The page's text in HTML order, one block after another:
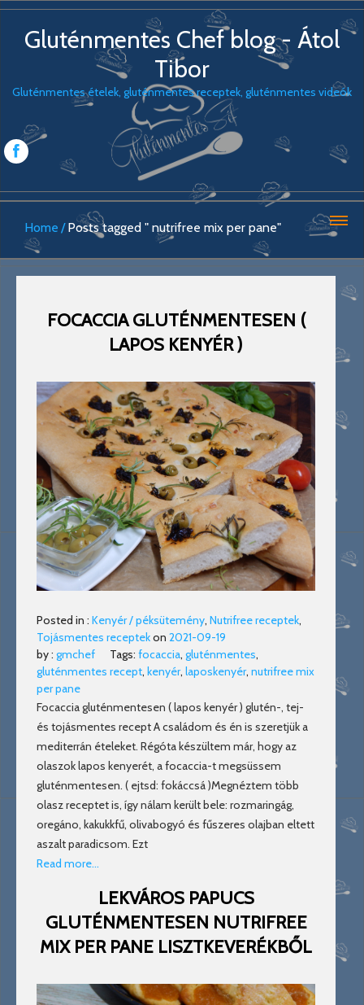
Gluténmentes Chef blog - Átol
Tibor
Gluténmentes ételek, gluténmentes receptek, gluténmentes videók
Home Posts tagged " nutrifree mix per pane"
FOCACCIA GLUTÉNMENTESEN (
LAPOS KENYÉR )
Posted in : Kenyér / péksütemény, Nutrifree receptek,
Tojásmentes receptekon 2021-09-19
by : gmchef Tags: focaccia, gluténmentes,
gluténmentes recept, kenyér, laposkenyér, nutrifree mix
per pane
Focaccia gluténmentesen ( lapos kenyér ) glutén-, tej-
és tojásmentes recept A családom és én is szeretjük a
mediterrán ételeket. Régóta készültem már, hogy az
olaszok lapos kenyerét, a focaccia-t megsüssem
gluténmentesen. ( ejtsd: fokáccsá )Megnéztem több
olasz receptet is, így nálam került bele: rozmaringág,
oregáno, kakukkfű, olivabogyó és fűszeres olajban eltett
aszalt paradicsom. Ezt
Read more…
LEKVÁROS PAPUCS
GLUTÉNMENTESEN NUTRIFREE
MIX PER PANE LISZTKEVERÉKBŐL